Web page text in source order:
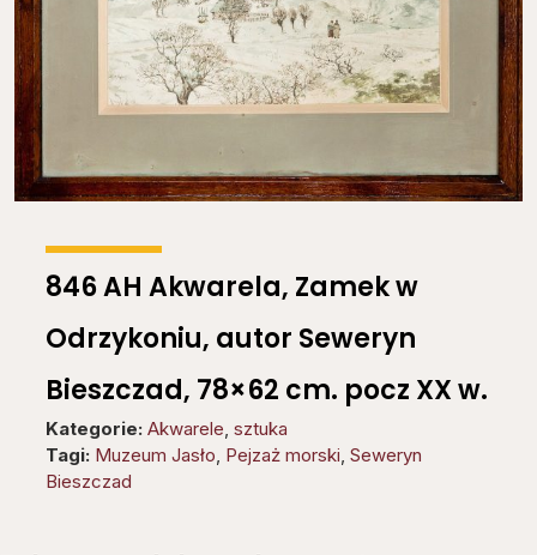
846 AH Akwarela, Zamek w
Odrzykoniu, autor Seweryn
Bieszczad, 78×62 cm. pocz XX w.
Kategorie: Akwarele, sztuka
Tagi: Muzeum Jasło, Pejzaż morski, Seweryn
Bieszczad